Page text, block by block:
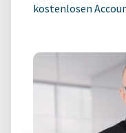
kostenlosen